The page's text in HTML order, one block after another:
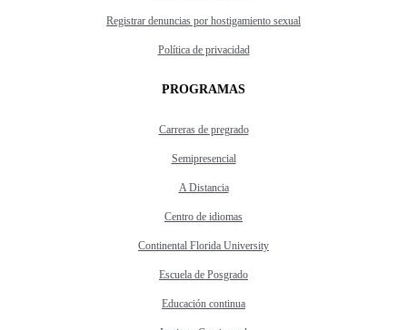
Registrar denuncias por hostigamiento sexual
Política de privacidad
PROGRAMAS
Carreras de pregrado
Semipresencial
A Distancia
Centro de idiomas
Continental Florida University
Escuela de Posgrado
Educación continua